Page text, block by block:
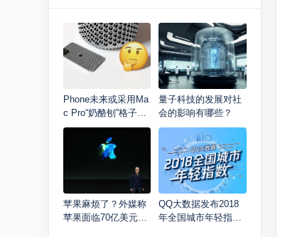
Phone未来或采用Ma
c Pro“奶酪刨”格子设
计，增强散热能力
量子科技的发展对社
会的影响有哪些？
苹果麻烦了？外媒称
苹果面临70亿美元专
QQ大数据发布2018
年全国城市年轻指